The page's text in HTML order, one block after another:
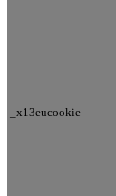
_x13eucookie